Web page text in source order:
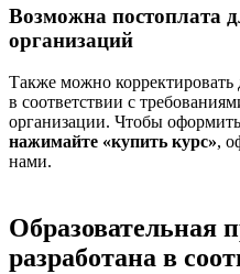
Возможна постоплата
организаций
Также можно
в соответствии с
организации. Чтобы
нажимайте «купить курс»,
нами.
Образовательная
разработана в